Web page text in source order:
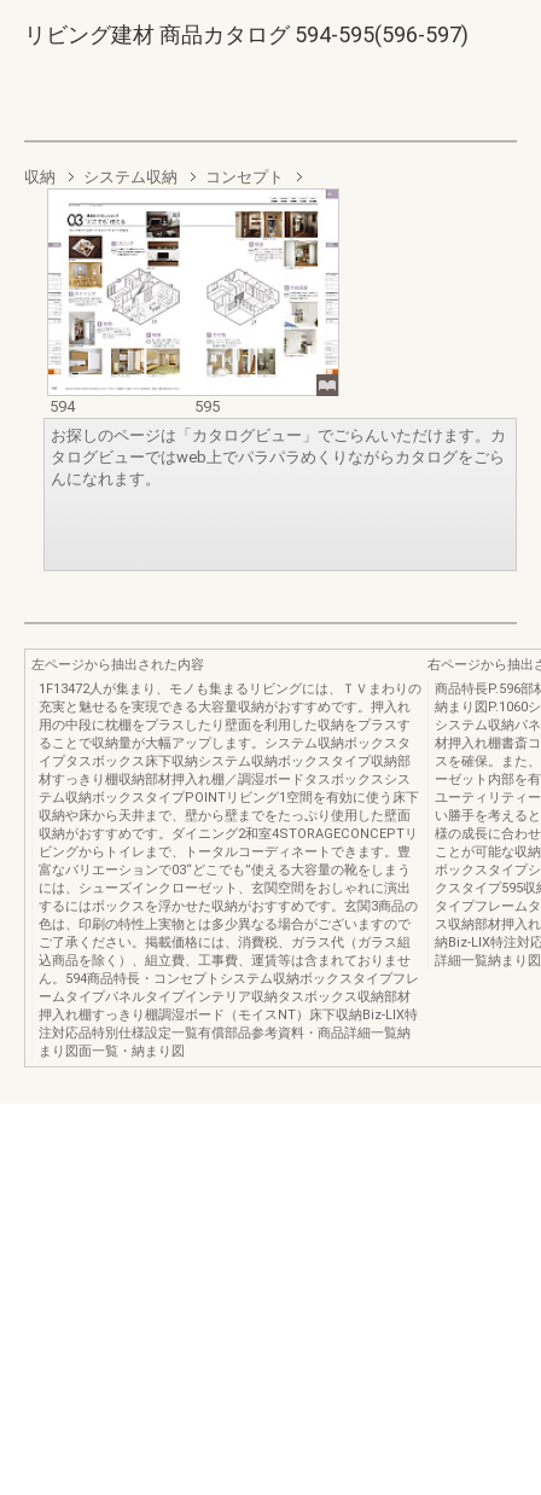
リビング建材 商品カタログ 594-595(596-597)
収納 システム収納 コンセプト
594
595
お探しのページは「カタログビュー」でごらんいただけます。カ
タログビューではweb上でパラパラめくりながらカタログをごら
んになれます。
左ページから抽出された内容
1F13472人が集まり、モノも集まるリビングには、ＴＶまわりの
充実と魅せるを実現できる大容量収納がおすすめです。押入れ
用の中段に枕棚をプラスしたり壁面を利用した収納をプラスす
ることで収納量が大幅アップします。システム収納ボックスタ
イプタスボックス床下収納システム収納ボックスタイプ収納部
材すっきり棚収納部材押入れ棚／調湿ボードタスボックスシス
テム収納ボックスタイプPOINTリビング1空間を有効に使う床下
収納や床から天井まで、壁から壁までをたっぷり使用した壁面
収納がおすすめです。ダイニング2和室4STORAGECONCEPTリ
ビングからトイレまで、トータルコーディネートできます。豊
富なバリエーションで03“どこでも”使える大容量の靴をしまう
には、シューズインクローゼット、玄関空間をおしゃれに演出
するにはボックスを浮かせた収納がおすすめです。玄関3商品の
色は、印刷の特性上実物とは多少異なる場合がございますので
ご了承ください。掲載価格には、消費税、ガラス代（ガラス組
込商品を除く）、組立費、工事費、運賃等は含まれておりませ
ん。594商品特長・コンセプトシステム収納ボックスタイプフレ
ームタイプパネルタイプインテリア収納タスボックス収納部材
押入れ棚すっきり棚調湿ボード（モイスNT）床下収納Biz-LIX特
注対応品特別仕様設定一覧有償部品参考資料・商品詳細一覧納
まり図面一覧・納まり図
右ページから抽出
商品特長P.596部
納まり図P.1060
システム収納パ
材押入れ棚書斎
スを確保。また
ーゼット内部を
ユーティリティ
い勝手を考える
様の成長に合わ
ことが可能な収
ボックスタイプ
クスタイプ595
タイプフレーム
ス収納部材押入
納Biz-LIX特注対
詳細一覧納まり